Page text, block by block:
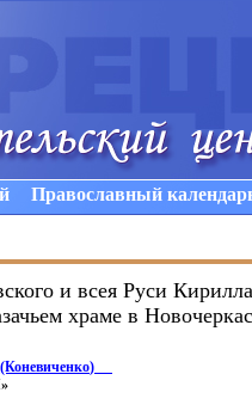
Православный
и всея Руси
храме в
(Коневиченко)